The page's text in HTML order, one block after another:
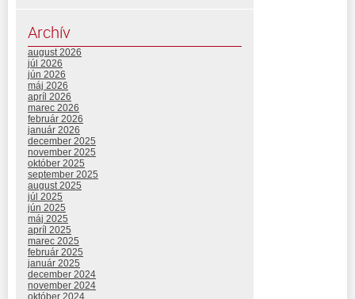
Archív
august 2026
júl 2026
jún 2026
máj 2026
apríl 2026
marec 2026
február 2026
január 2026
december 2025
november 2025
október 2025
september 2025
august 2025
júl 2025
jún 2025
máj 2025
apríl 2025
marec 2025
február 2025
január 2025
december 2024
november 2024
október 2024